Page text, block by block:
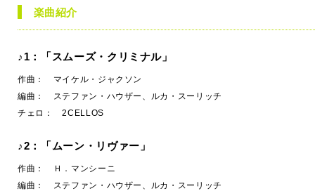
楽曲紹介
♪1：「スムーズ・クリミナル」
作曲： マイケル・ジャクソン
編曲： ステファン・ハウザー、ルカ・スーリッチ
チェロ： 2CELLOS
♪2：「ムーン・リヴァー」
作曲： Ｈ．マンシーニ
編曲： ステファン・ハウザー、ルカ・スーリッチ